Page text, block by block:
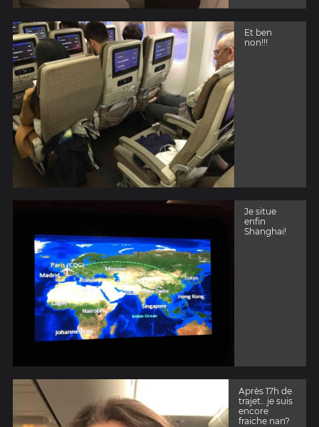
Et ben
non!!!
Je situe
enfin
Shanghai!
Après 17h de
trajet...je suis
encore
fraiche nan?